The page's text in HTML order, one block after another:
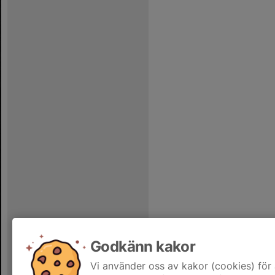
Godkänn kakor
Vi använder oss av kakor (cookies)